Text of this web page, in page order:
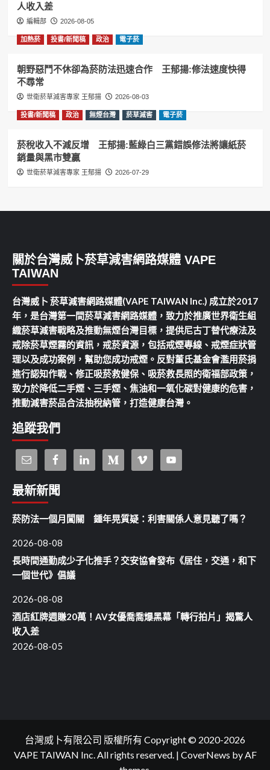
人收入差
編輯部 2026-08-05
加熱菸 投書/新聞稿 政治 電子菸
朝野惡鬥不休卻為菸防法迅速合作 王郁揚:修法速度快得
不尋常
世衛菸草減害專家 王郁揚 2026-08-03
投書/新聞稿 政治 無煙台灣 菸草減害 電子菸
菸稅收入不減反增 王郁揚:藍綠白三黨錯誤修法將讓紙菸
銷量與黑市雙贏
世衛菸草減害專家 王郁揚 2026-07-29
關於台灣威卜菸草減害網路媒體 VAPE
TAIWAN
台灣威卜 菸草減害網路媒體(VAPE TAIWAN Inc.) 成立於2017
年，是台灣第一間菸草減害網路媒體，致力於推廣世界衛生組
織菸草減害戰略及推動無煙台灣目標，提供尼古丁替代療法及
戒除菸草煙霧的資訊，戒菸資源，包括戒煙專線、戒煙症狀管
理以及成功案例，幫助您成功戒煙。反對董氏基金會濫用菸捐
進行認知作戰、修正吸菸救健保、吸菸救長照的衛福部政策，
致力於降低二手煙、三手煙、焦油和一氧化碳對健康的危害，
推動減害菸品合法抽稅納管，打造健康台灣。
追蹤我們
最新新聞
菸防法一個月闖關 鍾年晃質疑：利害關係人意見聽了嗎？
2026-08-08
長時間通勤成少子化推手？交安協會發布《居住，交通，和下
一個世代》倡議
2026-08-08
酒店紅牌週賺20萬！AV女優喬喬爆黑幕「轉行拍片」揭驚人
收入差
2026-08-05
台灣威卜有限公司 版權所有 Copyright © 2020-2026
VAPE TAIWAN Inc. All rights reserved. | CoverNews by AF